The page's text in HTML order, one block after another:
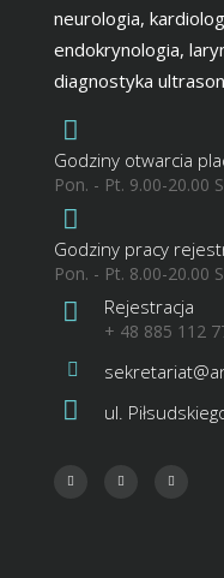
neurologia,
endokrynologia,
diagnostyka
Godziny otwarcia
Pon. - Pt. 9.00-20.00
Godziny pracy
Pon. - Pt. 8.00-20.00
Rejestracja
+ 48 885 112
ul.